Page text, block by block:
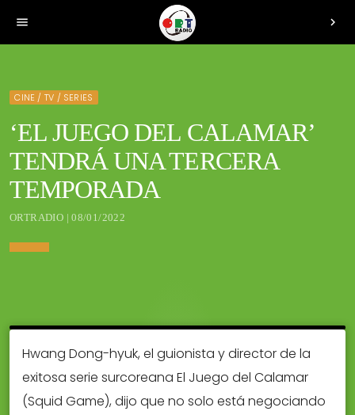
menu chevron_right
CINE / TV / SERIES
‘EL JUEGO DEL CALAMAR’
TENDRÁ UNA TERCERA
TEMPORADA
ORTRADIO | 08/01/2022
Hwang Dong-hyuk, el guionista y director de la
exitosa serie surcoreana El Juego del Calamar
(Squid Game), dijo que no solo está negociando